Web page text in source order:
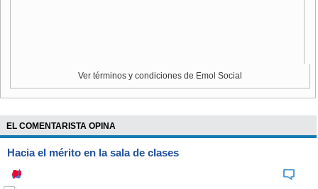
Ver términos y condiciones de Emol Social
EL COMENTARISTA OPINA
Hacia el mérito en la sala de clases